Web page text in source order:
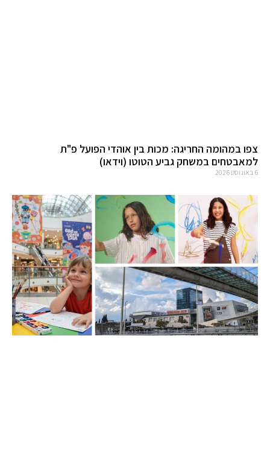
צפו במהומה החריגה: מכות בין אוהדי הפועל פ"ת
למאבטחים במשחק גביע הטוטו (וידאו)
6 באוגוסט 2026